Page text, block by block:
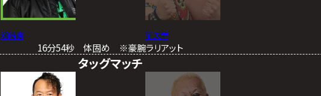
潮崎豪 征矢学
16分54秒 体固め ※豪腕ラリアット
タッグマッチ